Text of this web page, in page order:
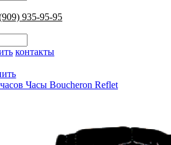
935-95-95
контакты
Часы Boucheron Reflet